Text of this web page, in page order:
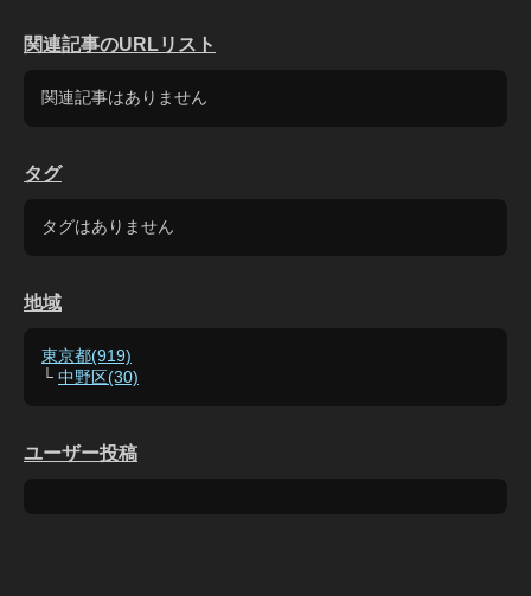
関連記事のURLリスト
関連記事はありません
タグ
タグはありません
地域
東京都(919)
└ 中野区(30)
ユーザー投稿